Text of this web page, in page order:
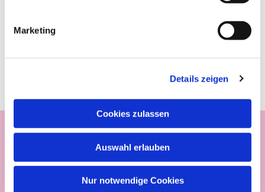
Marketing
Details zeigen
Cookies zulassen
Auswahl erlauben
Nur notwendige Cookies